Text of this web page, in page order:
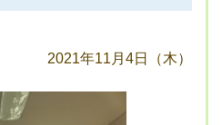
2021年11月4日（木）